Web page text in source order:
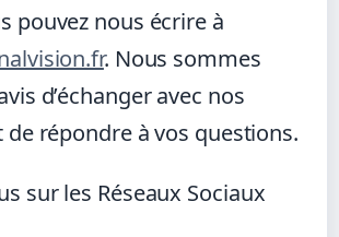
pouvez nous écrire à
. Nous sommes
d’échanger avec nos
de répondre à vos questions.
sur les Réseaux Sociaux